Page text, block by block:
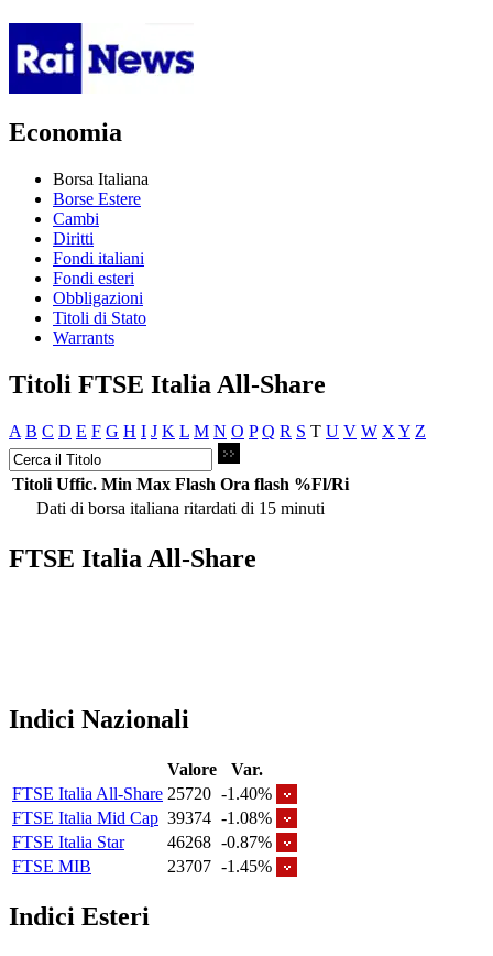
Economia
Borsa Italiana
Borse Estere
Cambi
Diritti
Fondi italiani
Fondi esteri
Obbligazioni
Titoli di Stato
Warrants
Titoli FTSE Italia All-Share
A B C D E F G H I J K L M N O P Q R S T U V W X Y Z
Titoli Uffic. Min Max Flash Ora flash %Fl/Ri
Dati di borsa italiana ritardati di 15 minuti
FTSE Italia All-Share
Indici Nazionali
Valore
Var.
FTSE Italia All-Share 25720 -1.40%
FTSE Italia Mid Cap 39374 -1.08%
FTSE Italia Star
46268 -0.87%
FTSE MIB
23707 -1.45%
Indici Esteri